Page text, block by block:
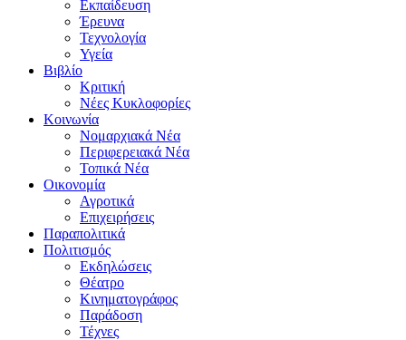
Εκπαίδευση
Έρευνα
Τεχνολογία
Υγεία
Βιβλίο
Κριτική
Νέες Κυκλοφορίες
Κοινωνία
Νομαρχιακά Νέα
Περιφερειακά Νέα
Τοπικά Νέα
Οικονομία
Αγροτικά
Επιχειρήσεις
Παραπολιτικά
Πολιτισμός
Εκδηλώσεις
Θέατρο
Κινηματογράφος
Παράδοση
Τέχνες